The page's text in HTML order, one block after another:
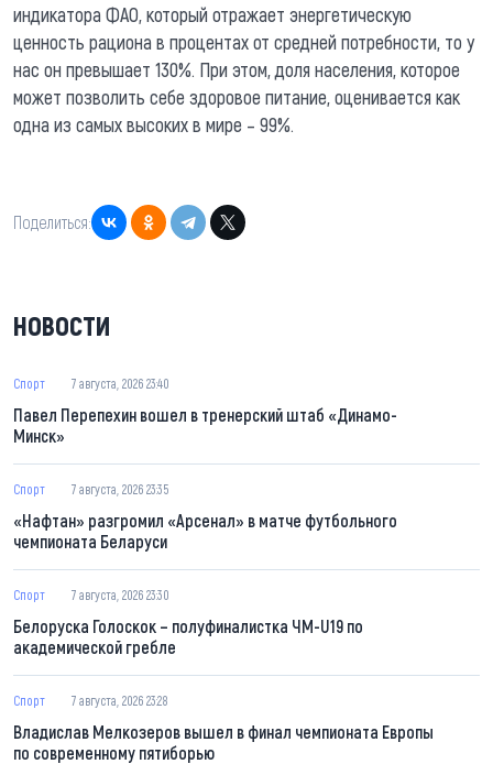
индикатора ФАО, который отражает энергетическую
ценность рациона в процентах от средней потребности, то у
нас он превышает 130%. При этом, доля населения, которое
может позволить себе здоровое питание, оценивается как
одна из самых высоких в мире – 99%.
Поделиться:
НОВОСТИ
Спорт 7 августа, 2026 23:40
Павел Перепехин вошел в тренерский штаб «Динамо-
Минск»
Спорт 7 августа, 2026 23:35
«Нафтан» разгромил «Арсенал» в матче футбольного
чемпионата Беларуси
Спорт 7 августа, 2026 23:30
Белоруска Голоскок – полуфиналистка ЧМ-U19 по
академической гребле
Спорт 7 августа, 2026 23:28
Владислав Мелкозеров вышел в финал чемпионата Европы
по современному пятиборью